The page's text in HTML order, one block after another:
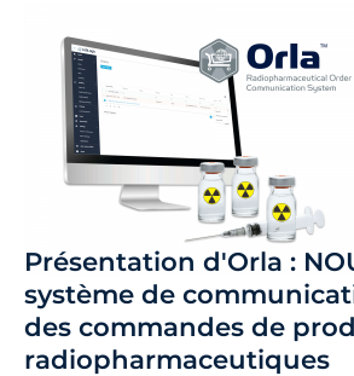
Présentation d'Orla :
système de
des commandes de
radiopharmaceutiques